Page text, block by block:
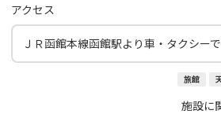
アクセス
ＪＲ函館本線函館駅より車・タクシー
旅館
施設に